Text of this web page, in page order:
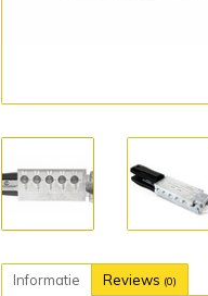
Informatie Reviews (0)